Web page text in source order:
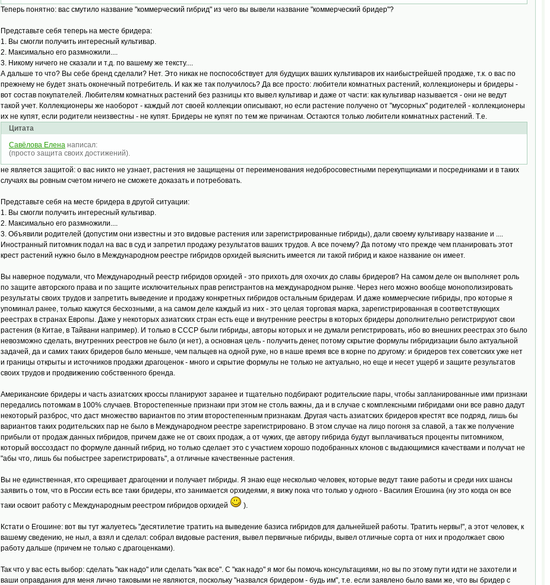
Теперь понятно: вас смутило название "коммерческий гибрид" из чего вы вывели название "коммерческий бридер"?
Представьте себя теперь на месте бридера:
1. Вы смогли получить интересный культивар.
2. Максимально его размножили....
3. Никому ничего не сказали и т.д. по вашему же тексту....
А дальше то что? Вы себе бренд сделали? Нет. Это никак не поспособствует для будущих ваших культиваров их наибыстрейшей продаже, т.к. о вас по
прежнему не будет знать оконечный потребитель. И как же так получилось? Да все просто: любители комнатных растений, коллекционеры и бридеры -
вот состав покупателей. Любителям комнатных растений без разницы кто вывел культивар и даже от части: как культивар называется - они не ведут
такой учет. Коллекционеры же наоборот - каждый лот своей коллекции описывают, но если растение получено от "мусорных" родителей - коллекционеры
их не купят, если родители неизвестны - не купят. Бридеры не купят по тем же причинам. Остаются только любители комнатных растений. Т.е.
Цитата
Cавёлова Еленанаписал:
(просто защита своих достижений).
не является защитой: о вас никто не узнает, растения не защищены от переименования недобросовестными перекупщиками и посредниками и в таких
случаях вы ровным счетом ничего не сможете доказать и потребовать.
Представьте себя на месте бридера в другой ситуации:
1. Вы смогли получить интересный культивар.
2. Максимально его размножили....
3. Объявили родителей (допустим они известны и это видовые растения или зарегистрированные гибриды), дали своему культивару название и ....
Иностранный питомник подал на вас в суд и запретил продажу результатов ваших трудов. А все почему? Да потому что прежде чем планировать этот
крест растений нужно было в Международном реестре гибридов орхидей выяснить имеется ли такой гибрид и какое название он имеет.
Вы наверное подумали, что Международный реестр гибридов орхидей - это прихоть для охочих до славы бридеров? На самом деле он выполняет роль
по защите авторского права и по защите исключительных прав регистрантов на международном рынке. Через него можно вообще монополизировать
результаты своих трудов и запретить выведение и продажу конкретных гибридов остальным бридерам. И даже коммерческие гибриды, про которые я
упоминал ранее, только кажутся бесхозными, а на самом деле каждый из них - это целая торговая марка, зарегистрированная в соответствующих
реестрах в странах Европы. Даже у некоторых азиатских стран есть еще и внутренние реестры в которых бридеры дополнительно регистрируют свои
растения (в Китае, в Тайвани например). И только в СССР были гибриды, авторы которых и не думали регистрировать, ибо во внешних реестрах это было
невозможно сделать, внутренних реестров не было (и нет), а основная цель - получить денег, потому скрытие формулы гибридизации было актуальной
задачей, да и самих таких бридеров было меньше, чем пальцев на одной руке, но в наше время все в корне по другому: и бридеров тех советских уже нет
и границы открыты и источников продажи драгоценок - много и скрытие формулы не только не актуально, но еще и несет ущерб и защите результатов
своих трудов и продвижению собственного бренда.
Американские бридеры и часть азиатских кроссы планируют заранее и тщательно подбирают родительские пары, чтобы запланированные ими признаки
передались потомкам в 100% случаев. Второстепенные признаки при этом не столь важны, да и в случае с комплексными гибридами они все равно дадут
некоторый разброс, что даст множество вариантов по этим второстепенным признакам. Другая часть азиатских бридеров крестят все подряд, лишь бы
вариантов таких родительских пар не было в Международном реестре зарегистрировано. В этом случае на лицо погоня за славой, а так же получение
прибыли от продаж данных гибридов, причем даже не от своих продаж, а от чужих, где автору гибрида будут выплачиваться проценты питомником,
который воссоздаст по формуле данный гибрид, но только сделает это с участием хорошо подобранных клонов с выдающимися качествами и получат не
"абы что, лишь бы побыстрее зарегистрировать", а отличные качественные растения.
Вы не единственная, кто скрещивает драгоценки и получает гибриды. Я знаю еще несколько человек, которые ведут такие работы и среди них шансы
заявить о том, что в России есть все таки бридеры, кто занимается орхидеями, я вижу пока что только у одного - Василия Егошина (ну это когда он все
таки освоит работу с Международным реестром гибридов орхидей
).
Кстати о Егошине: вот вы тут жалуетесь "десятилетие тратить на выведение базиса гибридов для дальнейшей работы. Тратить нервы!", а этот человек, к
вашему сведению, не ныл, а взял и сделал: собрал видовые растения, вывел первичные гибриды, вывел отличные сорта от них и продолжает свою
работу дальше (причем не только с драгоценками).
Так что у вас есть выбор: сделать "как надо" или сделать "как все". С "как надо" я мог бы помочь консультациями, но вы по этому пути идти не захотели и
ваши оправдания для меня лично таковыми не являются, поскольку "назвался бридером - будь им", т.е. если заявлено было вами же, что вы бридер с